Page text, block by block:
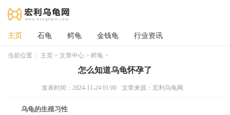
主页 石龟 鳄龟 金钱龟 行业资讯
当前位置： 主页 > 文章中心 > 鳄龟 >
怎么知道乌龟怀孕了
发表时间：2024-11-24 01:00 文章来源：宏利乌龟网
乌龟的生殖习性